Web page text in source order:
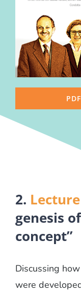
2.
genesis
concept”
Discussing
were